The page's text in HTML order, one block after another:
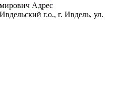
Адрес
г.о., г. Ивдель, ул.